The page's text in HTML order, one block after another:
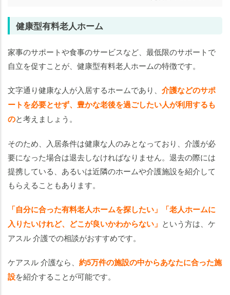
健康型有料老人ホーム
家事のサポートや食事のサービスなど、最低限のサポートで
自立を促すことが、健康型有料老人ホームの特徴です。
文字通り健康な人が入居するホームであり、 介護などのサポ
ートを必要とせず、豊かな老後を過ごしたい人が利用するも
のと考えましょう。
そのため、入居条件は健康な人のみとなっており、介護が必
要になった場合は退去しなければなりません。退去の際には
提携している、あるいは近隣のホームや介護施設を紹介して
もらえることもあります。
「自分に合った有料老人ホームを探したい」「老人ホームに
入りたいけれど、どこが良いかわからない」 という方は、ケ
アスル 介護での相談がおすすめです。
ケアスル 介護なら、 約5万件の施設の中からあなたに合った施
設を紹介することが可能です。